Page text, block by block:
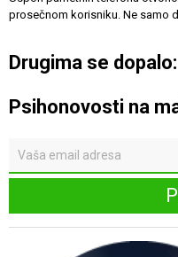
prosečnom korisniku. Ne samo
Drugima se dopalo:
Psihonovosti na